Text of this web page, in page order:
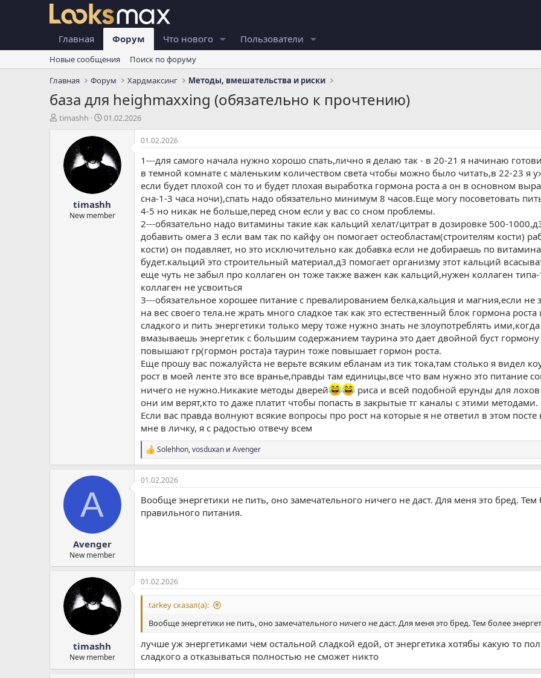
Главная Форум Что нового Пользователи
Новые сообщения
Поиск по форуму
Главная
Форум Хардмаксинг Методы, вмешательства и риски
база для heighmaxxing (обязательно к прочтению)
А
timashh
Д
т
а
н
а
л
а
01.02.2026
timashh
New member
01.02.2026
1---для самого начала нужно хорошо спать,лично я делаю так - в 20-21 я начинаю
в темной комнате с маленьким количеством света чтобы можно было читать,в 22-23 я
если будет плохой сон то и будет плохая выработка гормона роста а он в основном
сна-1-3 часа ночи),спать надо обязательно минимум 8 часов.Еще могу посоветовать
4-5 но никак не больше,перед сном если у вас со сном проблемы.
2---обязательно надо витамины такие как кальций хелат/цитрат в дозировке 500-
добавить омега 3 если вам так по кайфу он помогает остеобластам(строителям кости)
кости) он подавляет, но это исключительно как добавка если не добираешь по
будет.кальций это строительный материал,д3 помогает организму этот кальций
еще чуть не забыл про коллаген он тоже также важен как кальций,нужен коллаген
коллаген не усвоиться
3---обязательное хорошее питание с превалированием белка,кальция и магния,если не
на вес своего тела.не жрать много сладкое так как это естественный блок гормона
сладкого и пить энергетики только меру тоже нужно знать не злоупотреблять
вмазываешь энергетик с большим содержанием таурина это дает двойной буст
повышают гр(гормон роста)а таурин тоже повышает гормон роста.
Еще прошу вас пожалуйста не верьте всяким ебланам из тик тока,там столько я видел
рост в моей ленте это все вранье,правды там единицы,все что вам нужно это питание
ничего не нужно.Никакие методы дверей
риса и всей подобной ерунды для
они им верят,кто то даже платит чтобы попасть в закрытые тг каналы с этими методами.
Если вас правда волнуют всякие вопросы про рост на которые я не ответил в этом
мне в личку, я с радостью отвечу всем
Р
е
а
к
и
и
Solehhon,vosduxan и Avenger
A
Avenger
New member
01.02.2026
Вообще энергетики не пить, оно замечательного ничего не даст. Для меня это бред.
правильного питания.
timashh
New member
01.02.2026
tarkey сказал(а):
Вообще энергетики не пить, оно замечательного ничего не даст. Для меня это бред. Тем более
лучше уж энергетиками чем остальной сладкой едой, от энергетика хотябы какую то
сладкого а отказываться полностью не сможет никто